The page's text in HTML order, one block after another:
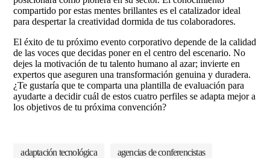
compartido por estas mentes brillantes es el catalizador ideal
para despertar la creatividad dormida de tus colaboradores.
El éxito de tu próximo evento corporativo depende de la calidad
de las voces que decidas poner en el centro del escenario. No
dejes la motivación de tu talento humano al azar; invierte en
expertos que aseguren una transformación genuina y duradera.
¿Te gustaría que te comparta una plantilla de evaluación para
ayudarte a decidir cuál de estos cuatro perfiles se adapta mejor a
los objetivos de tu próxima convención?
adaptación tecnológica agencias de conferencistas